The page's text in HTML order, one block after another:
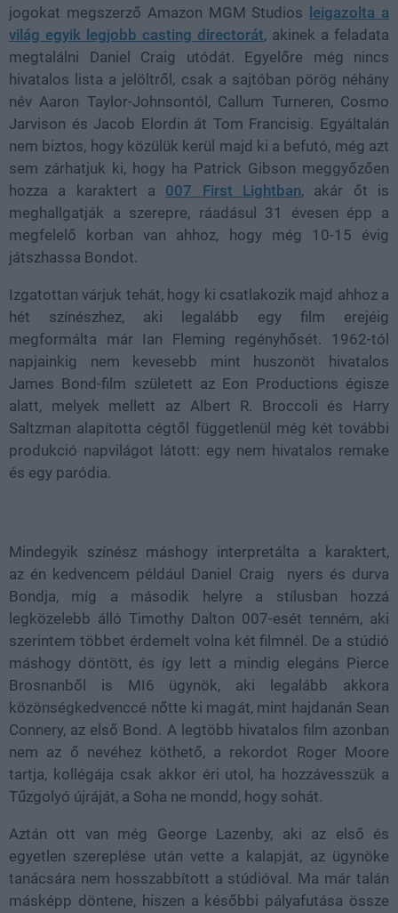
jogokat megszerző Amazon MGM Studios
leigazolta a
világ egyik legjobb casting directorát, akinek a feladata
megtalálni Daniel Craig utódát. Egyelőre még nincs
hivatalos lista a jelöltről, csak a sajtóban pörög néhány
név Aaron Taylor-Johnsontól, Callum Turneren, Cosmo
Jarvison és Jacob Elordin át Tom Francisig. Egyáltalán
nem biztos, hogy közülük kerül majd ki a befutó, még azt
sem zárhatjuk ki, hogy ha Patrick Gibson meggyőzően
hozza a karaktert a 007 First Lightban, akár őt is
meghallgatják a szerepre, ráadásul 31 évesen épp a
megfelelő korban van ahhoz, hogy még 10-15 évig
játszhassa Bondot.
Izgatottan várjuk tehát, hogy ki csatlakozik majd ahhoz a
hét színészhez, aki legalább egy film erejéig
megformálta már Ian Fleming regényhősét. 1962-tól
napjainkig nem kevesebb mint huszonöt hivatalos
James Bond-film született az Eon Productions égisze
alatt, melyek mellett az Albert R. Broccoli és Harry
Saltzman alapította cégtől függetlenül még két további
produkció napvilágot látott: egy nem hivatalos remake
és egy paródia.
Mindegyik színész máshogy interpretálta a karaktert,
az én kedvencem például Daniel Craig nyers és durva
Bondja, míg a második helyre a stílusban hozzá
legközelebb álló Timothy Dalton 007-esét tenném, aki
szerintem többet érdemelt volna két filmnél. De a stúdió
máshogy döntött, és így lett a mindig elegáns Pierce
Brosnanből is MI6 ügynök, aki legalább akkora
közönségkedvenccé nőtte ki magát, mint hajdanán Sean
Connery, az első Bond. A legtöbb hivatalos film azonban
nem az ő nevéhez köthető, a rekordot Roger Moore
tartja, kollégája csak akkor éri utol, ha hozzávesszük a
Tűzgolyó újráját, a Soha ne mondd, hogy sohát.
Aztán ott van még George Lazenby, aki az első és
egyetlen szereplése után vette a kalapját, az ügynöke
tanácsára nem hosszabbított a stúdióval. Ma már talán
másképp döntene, hiszen a későbbi pályafutása össze